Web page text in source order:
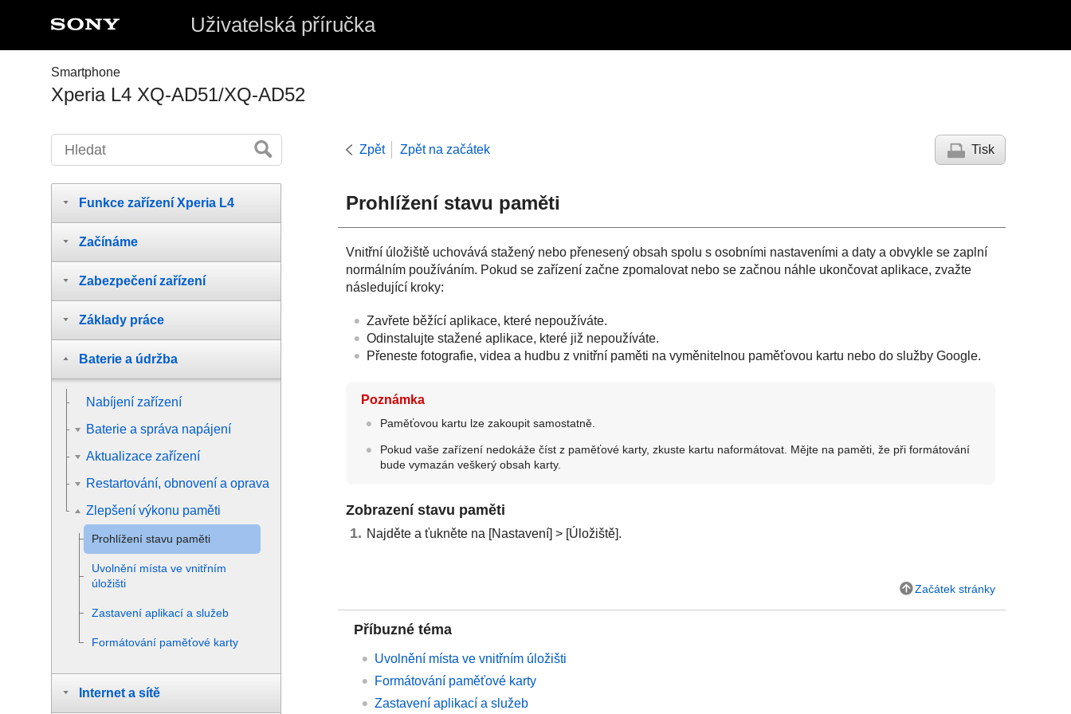
Uživatelská příručka
Smartphone
Xperia L4 XQ-AD51/XQ-AD52
Zpět Zpět na začátek Tisk
Prohlížení stavu paměti
Vnitřní úložiště uchovává stažený nebo přenesený obsah spolu s osobními nastaveními a daty a obvykle se zaplní
normálním používáním. Pokud se zařízení začne zpomalovat nebo se začnou náhle ukončovat aplikace, zvažte
následující kroky:
Zavřete běžící aplikace, které nepoužíváte.
Odinstalujte stažené aplikace, které již nepoužíváte.
Přeneste fotografie, videa a hudbu z vnitřní paměti na vyměnitelnou paměťovou kartu nebo do služby Google.
Poznámka
Paměťovou kartu lze zakoupit samostatně.
Pokud vaše zařízení nedokáže číst z paměťové karty, zkuste kartu naformátovat. Mějte na paměti, že při formátování
bude vymazán veškerý obsah karty.
Zobrazení stavu paměti
Najděte a ťukněte na [Nastavení] > [Úložiště].
Začátek stránky
Příbuzné téma
Uvolnění místa ve vnitřním úložišti
Formátování paměťové karty
Zastavení aplikací a služeb
Funkce zařízení Xperia L4
Začínáme
Zabezpečení zařízení
Základy práce
Baterie a údržba
Nabíjení zařízení
Baterie a správa napájení
Aktualizace zařízení
Restartování, obnovení a oprava
Zlepšení výkonu paměti
Prohlížení stavu paměti
Uvolnění místa ve vnitřním
úložišti
Zastavení aplikací a služeb
Formátování paměťové karty
Internet a sítě